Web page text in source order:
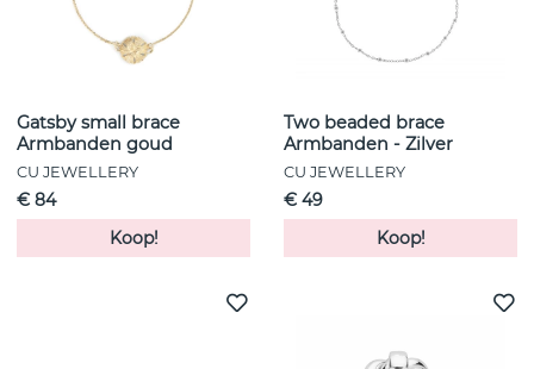
Gatsby small brace
Armbanden goud
CU JEWELLERY
€ 84
Koop!
Two beaded brace
Armbanden - Zilver
CU JEWELLERY
€ 49
Koop!